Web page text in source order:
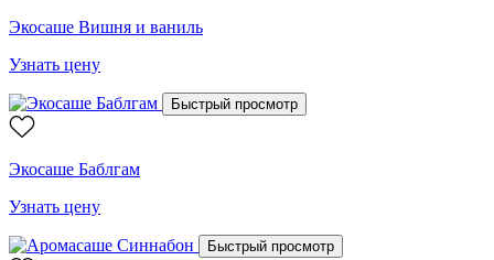
Экосаше Вишня и ваниль
Узнать цену
Быстрый просмотр
Экосаше Баблгам
Узнать цену
Быстрый просмотр